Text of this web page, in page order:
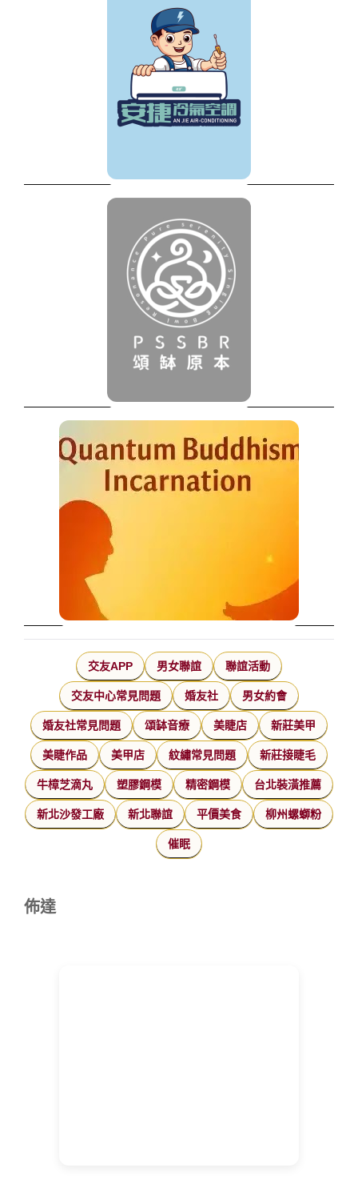
交友APP 男女聯誼 聯誼活動
交友中心常見問題 婚友社 男女約會
婚友社常見問題 頌缽音療 美睫店 新莊美甲
美睫作品 美甲店 紋繡常見問題 新莊接睫毛
牛樟芝滴丸 塑膠鋼模 精密鋼模 台北裝潢推薦
新北沙發工廠 新北聯誼 平價美食 柳州螺螄粉
催眠
佈達